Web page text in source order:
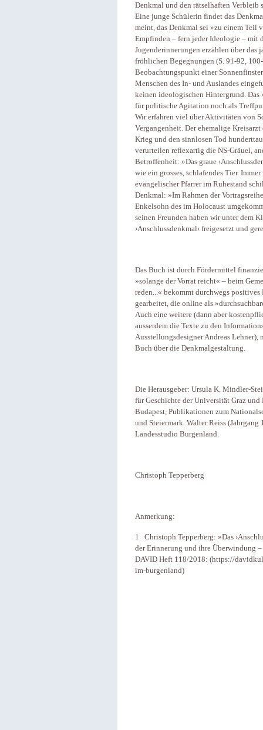
Denkmal und den rätselhaften Verbleib
Eine junge Schülerin findet das
meint, das Denkmal sei »zu einem Teil
Empfinden – fern jeder Ideologie – mit
Jugenderinnerungen erzählen über das
fröhlichen Begegnungen (S. 91-92,
Beobachtungspunkt einer
Menschen des In- und Auslandes
keinen ideologischen Hintergrund. Das
für politische Agitation noch als
Wir erfahren viel über Aktivitäten von
Vergangenheit. Der ehemalige
Krieg und den sinnlosen Tod
verurteilen reflexartig die NS-Gräuel,
Betroffenheit: »Das graue
wie ein grosses, schlafendes Tier.
evangelischer Pfarrer im Ruhestand
Denkmal: »Im Rahmen der
Enkelsohn des im Holocaust
seinen Freunden haben wir unter dem
›Anschlussdenkmal‹ freigesetzt und
Das Buch ist durch Fördermittel
»solange der Vorrat reicht« – beim
reden...« bekommt durchwegs
gearbeitet, die online als
Auch eine weitere (dann aber
ausserdem die Texte zu den
Ausstellungsdesigner Andreas
Buch über die Denkmalgestaltung.
Die Herausgeber: Ursula K. Mindler-
für Geschichte der Universität Graz
Budapest, Publikationen zum
und Steiermark. Walter Reiss
Landesstudio Burgenland.
Christoph Tepperberg
Anmerkung:
1 Christoph Tepperberg: »Das
der Erinnerung und ihre Überwindung
DAVID Heft 118/2018: (https://
im-burgenland)